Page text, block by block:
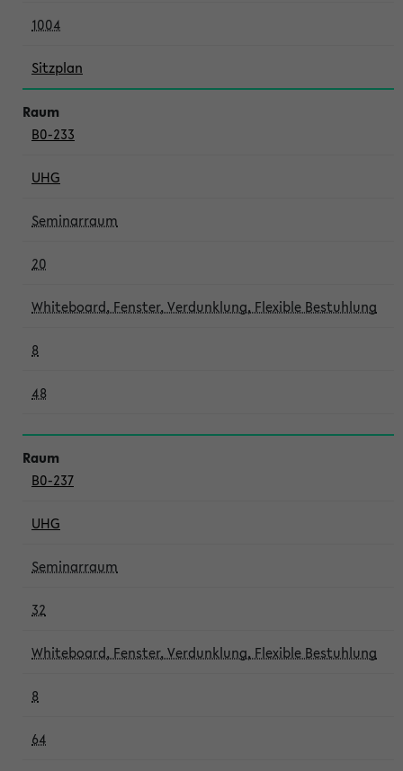
1004
Sitzplan
B0-233
UHG
Seminarraum
20
Whiteboard, Fenster, Verdunklung, Flexible Bestuhlung
8
48
B0-237
UHG
Seminarraum
32
Whiteboard, Fenster, Verdunklung, Flexible Bestuhlung
8
64